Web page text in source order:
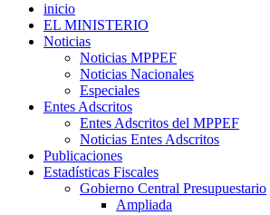
inicio
EL MINISTERIO
Noticias
Noticias MPPEF
Noticias Nacionales
Especiales
Entes Adscritos
Entes Adscritos del MPPEF
Noticias Entes Adscritos
Publicaciones
Estadísticas Fiscales
Gobierno Central Presupuestario
Ampliada